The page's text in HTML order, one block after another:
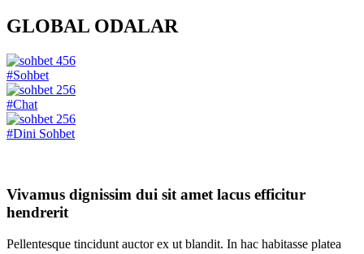
GLOBAL ODALAR
456
#Sohbet
256
#Chat
256
#Dini Sohbet
Vivamus dignissim dui sit amet lacus efficitur
hendrerit
Pellentesque tincidunt auctor ex ut blandit. In hac habitasse platea